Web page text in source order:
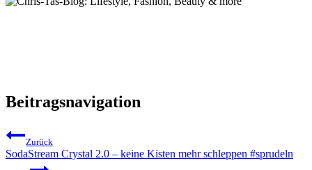
Beitragsnavigation
Zurück
SodaStream Crystal 2.0 – keine Kisten mehr schleppen #sprudeln